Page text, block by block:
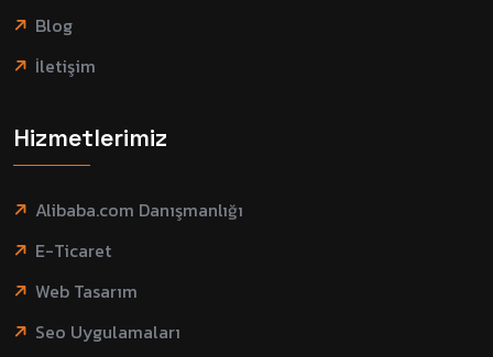
Blog
İletişim
Hizmetlerimiz
Alibaba.com Danışmanlığı
E-Ticaret
Web Tasarım
Seo Uygulamaları